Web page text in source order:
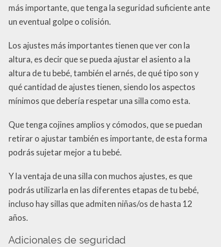
más importante, que tenga la seguridad suficiente ante
un eventual golpe o colisión.
Los ajustes más importantes tienen que ver con la
altura, es decir que se pueda ajustar el asiento a la
altura de tu bebé, también el arnés, de qué tipo son y
qué cantidad de ajustes tienen, siendo los aspectos
mínimos que debería respetar una silla como esta.
Que tenga cojines amplios y cómodos, que se puedan
retirar o ajustar también es importante, de esta forma
podrás sujetar mejor a tu bebé.
Y la ventaja de una silla con muchos ajustes, es que
podrás utilizarla en las diferentes etapas de tu bebé,
incluso hay sillas que admiten niñas/os de hasta 12
años.
Adicionales de seguridad